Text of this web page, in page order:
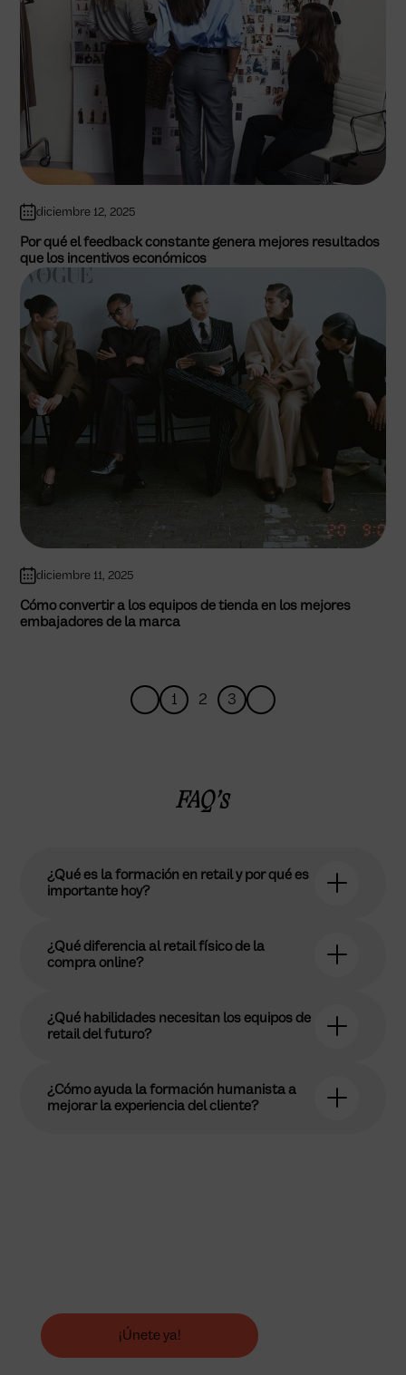
diciembre 12, 2025
Por qué el feedback constante genera mejores resultados
que los incentivos económicos
diciembre 11, 2025
Cómo convertir a los equipos de tienda en los mejores
embajadores de la marca
1 2 3
FAQ’s
¿Qué es la formación en retail y por qué es
importante hoy?
¿Qué diferencia al retail físico de la
compra online?
¿Qué habilidades necesitan los equipos de
retail del futuro?
¿Cómo ayuda la formación humanista a
mejorar la experiencia del cliente?
¡Únete ya!